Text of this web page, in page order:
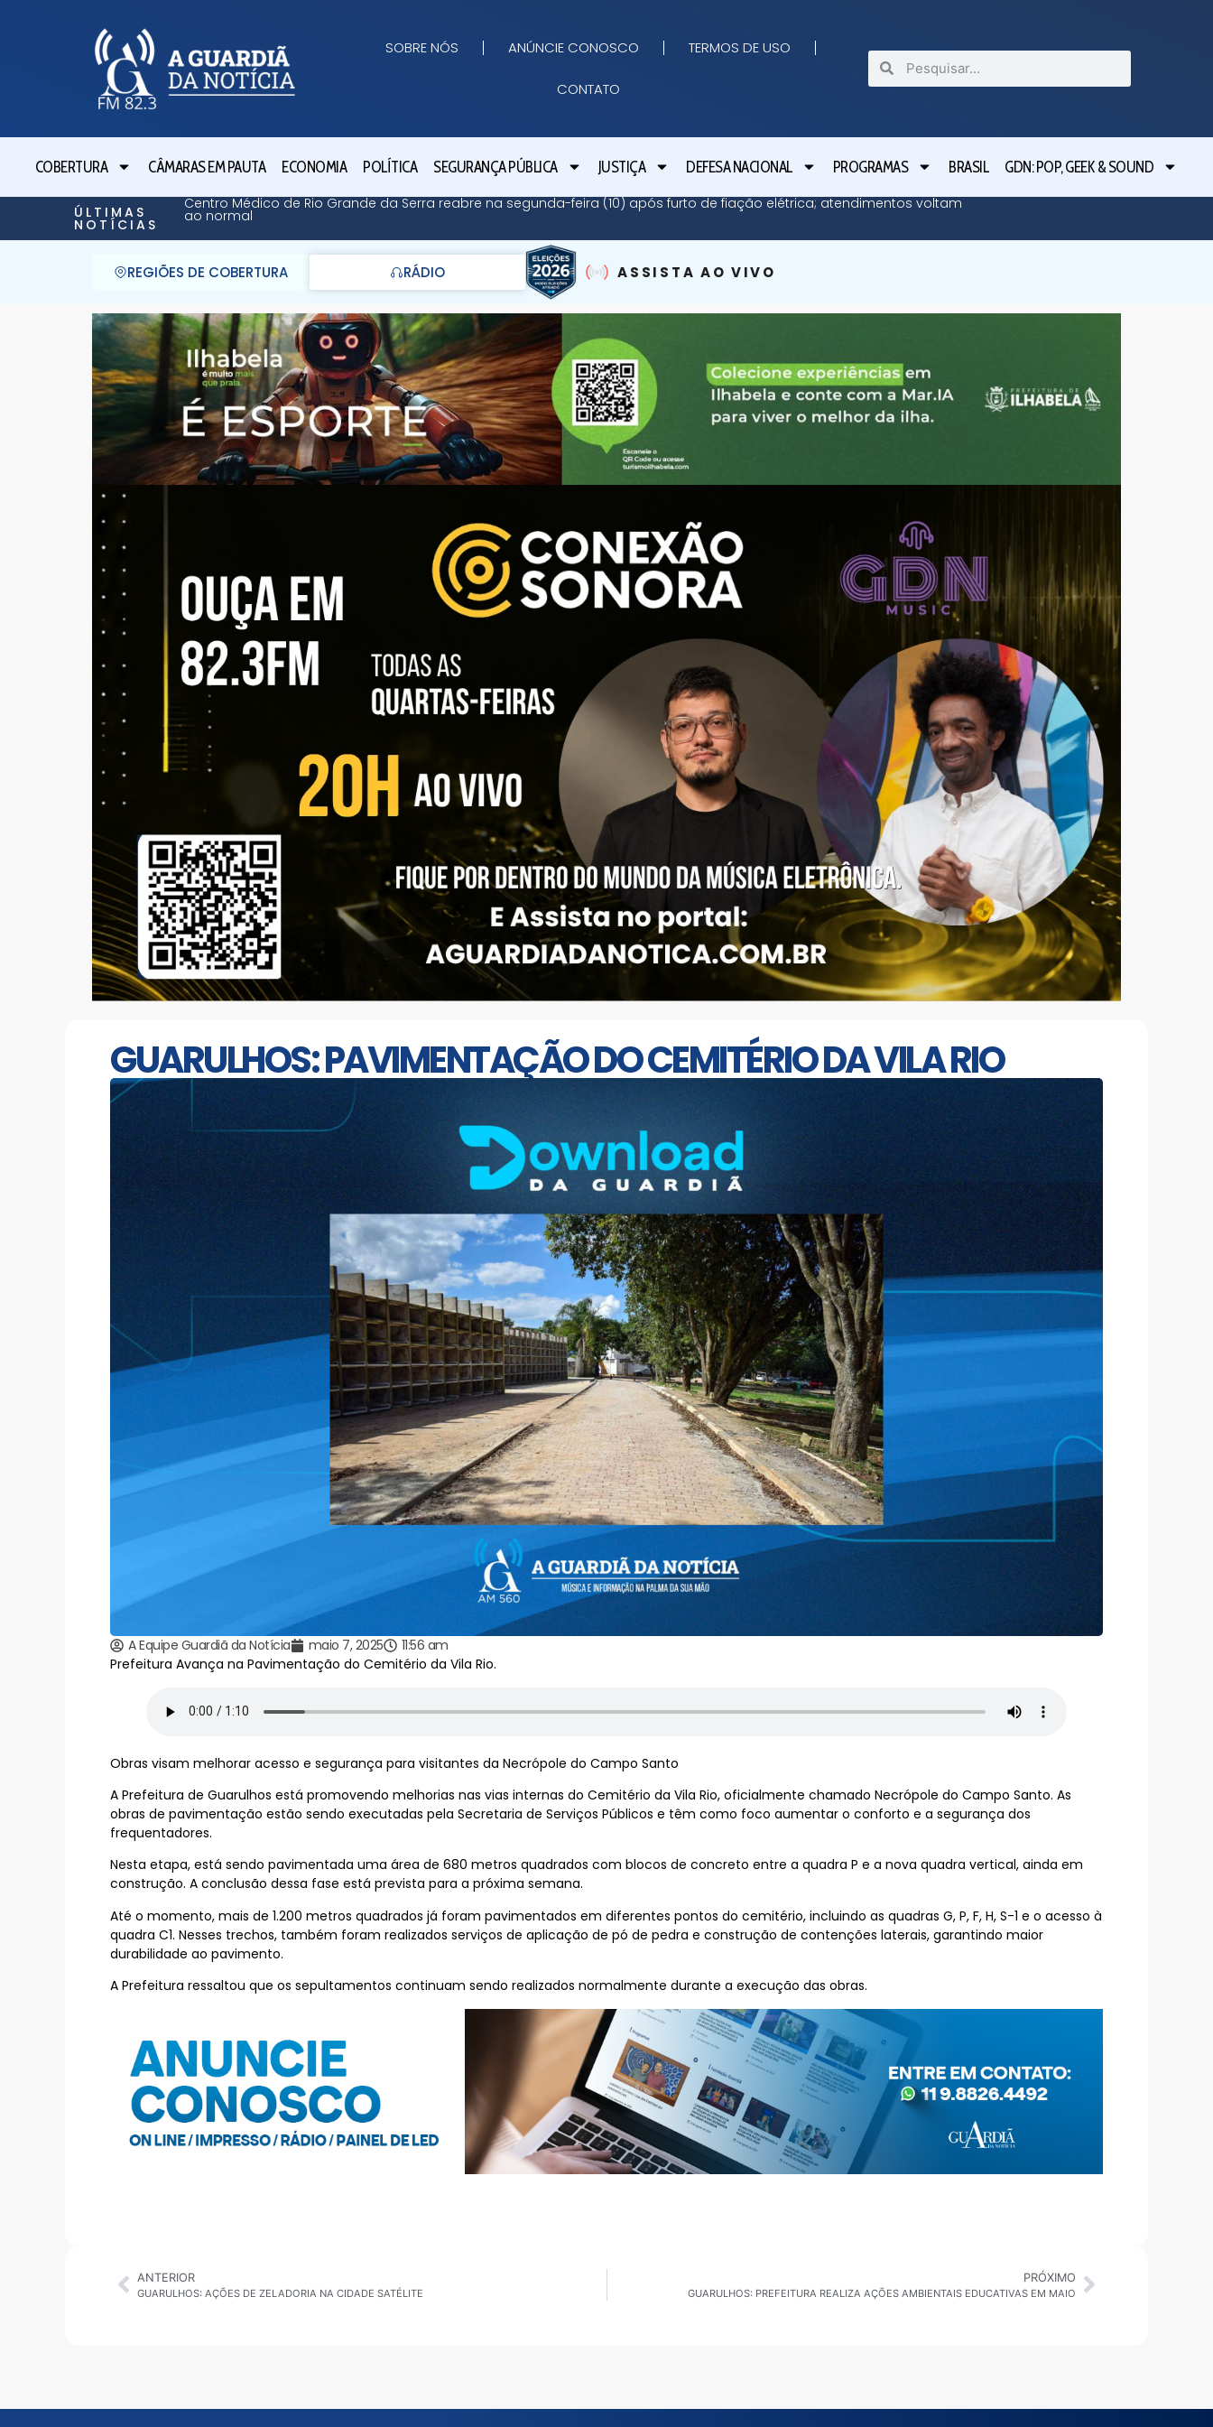
SOBRE NÓS ANÚNCIE CONOSCO TERMOS DE USO
CONTATO
COBERTURA CÂMARAS EM PAUTA ECONOMIA POLÍTICA SEGURANÇA PÚBLICA JUSTIÇA DEFESA NACIONAL PROGRAMAS BRASIL GDN: POP, GEEK & SOUND
ÚLTIMAS
NOTÍCIAS
Centro Médico de Rio Grande da Serra reabre na segunda-feira (10) após furto de fiação elétrica; atendimentos voltam
ao normal
REGIÕES DE COBERTURA RÁDIO ASSISTA AO VIVO
GUARULHOS: PAVIMENTAÇÃO DO CEMITÉRIO DA VILA RIO
A Equipe Guardiã da Notícia maio 7, 2025
11:56 am
Prefeitura Avança na Pavimentação do Cemitério da Vila Rio.
Obras visam melhorar acesso e segurança para visitantes da Necrópole do Campo Santo
A Prefeitura de Guarulhos está promovendo melhorias nas vias internas do Cemitério da Vila Rio, oficialmente chamado Necrópole do Campo Santo. As
obras de pavimentação estão sendo executadas pela Secretaria de Serviços Públicos e têm como foco aumentar o conforto e a segurança dos
frequentadores.
Nesta etapa, está sendo pavimentada uma área de 680 metros quadrados com blocos de concreto entre a quadra P e a nova quadra vertical, ainda em
construção. A conclusão dessa fase está prevista para a próxima semana.
Até o momento, mais de 1.200 metros quadrados já foram pavimentados em diferentes pontos do cemitério, incluindo as quadras G, P, F, H, S-1 e o acesso à
quadra C1. Nesses trechos, também foram realizados serviços de aplicação de pó de pedra e construção de contenções laterais, garantindo maior
durabilidade ao pavimento.
A Prefeitura ressaltou que os sepultamentos continuam sendo realizados normalmente durante a execução das obras.
ANTERIOR
GUARULHOS: AÇÕES DE ZELADORIA NA CIDADE SATÉLITE
PRÓXIMO
GUARULHOS: PREFEITURA REALIZA AÇÕES AMBIENTAIS EDUCATIVAS EM MAIO